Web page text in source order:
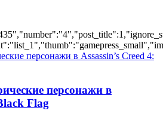
персонажи в
Flag